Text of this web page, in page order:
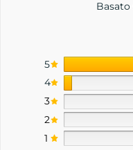
Basato
5
4
3
2
1